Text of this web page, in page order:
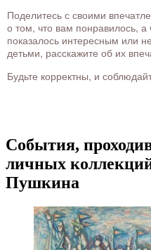
Поделитесь с своими
о том, что вам понравилось, а
показалось интересным или
детьми, расскажите об их
Будьте корректны, и
События,
личных
Пушкина